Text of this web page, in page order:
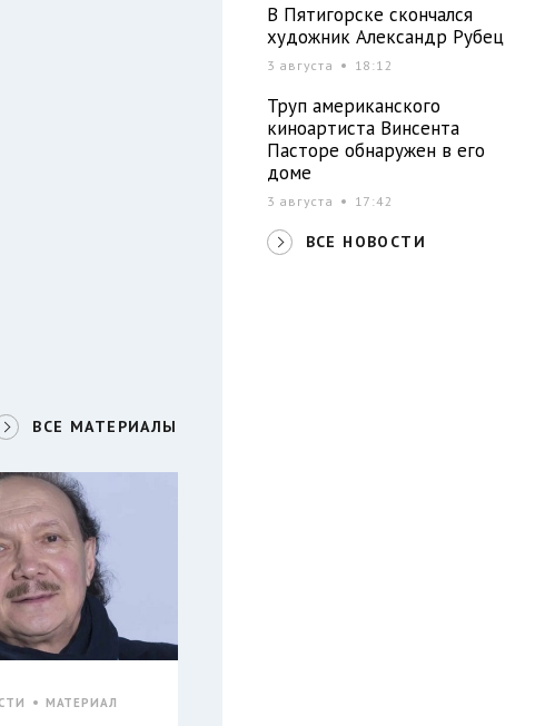
ВСЕ МАТЕРИАЛЫ
МАТЕРИАЛ
В Пятигорске скончался
художник Александр Рубец
3 августа 18:12
Труп американского
киноартиста Винсента
Пасторе обнаружен в его
доме
3 августа 17:42
ВСЕ НОВОСТИ